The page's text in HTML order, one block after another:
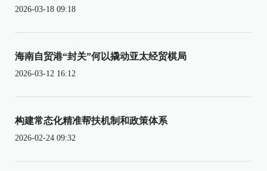
2026-03-18 09:18
海南自贸港“封关”何以撬动亚太经贸棋局
2026-03-12 16:12
构建常态化精准帮扶机制和政策体系
2026-02-24 09:32